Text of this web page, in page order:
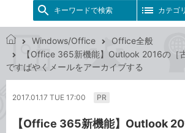
キーワードで検索 カテゴ
き
ッ
Windows/Office
Office全般
【Office 365新機能】Outlook 2016の［
ですばやくメールをアーカイブする
2017.01.17 TUE 17:00 PR
【Office 365新機能】Outlook